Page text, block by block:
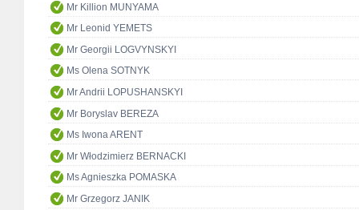
Mr Killion MUNYAMA
Mr Leonid YEMETS
Mr Georgii LOGVYNSKYI
Ms Olena SOTNYK
Mr Andrii LOPUSHANSKYI
Mr Boryslav BEREZA
Ms Iwona ARENT
Mr Włodzimierz BERNACKI
Ms Agnieszka POMASKA
Mr Grzegorz JANIK